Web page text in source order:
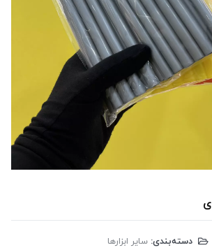
دسته‌بندی: سایر ابزارها